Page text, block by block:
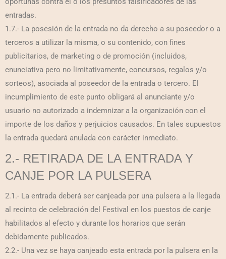
entradas.
1.7.- La posesión de la entrada no da derecho a su poseedor o a
terceros a utilizar la misma, o su contenido, con fines
publicitarios, de marketing o de promoción (incluidos,
enunciativa pero no limitativamente, concursos, regalos y/o
sorteos), asociada al poseedor de la entrada o tercero. El
incumplimiento de este punto obligará al anunciante y/o
usuario no autorizado a indemnizar a la organización con el
importe de los daños y perjuicios causados. En tales supuestos
la entrada quedará anulada con carácter inmediato.
2.- RETIRADA DE LA ENTRADA Y
CANJE POR LA PULSERA
2.1.- La entrada deberá ser canjeada por una pulsera a la llegada
al recinto de celebración del Festival en los puestos de canje
habilitados al efecto y durante los horarios que serán
debidamente publicados.
2.2.- Una vez se haya canjeado esta entrada por la pulsera en la